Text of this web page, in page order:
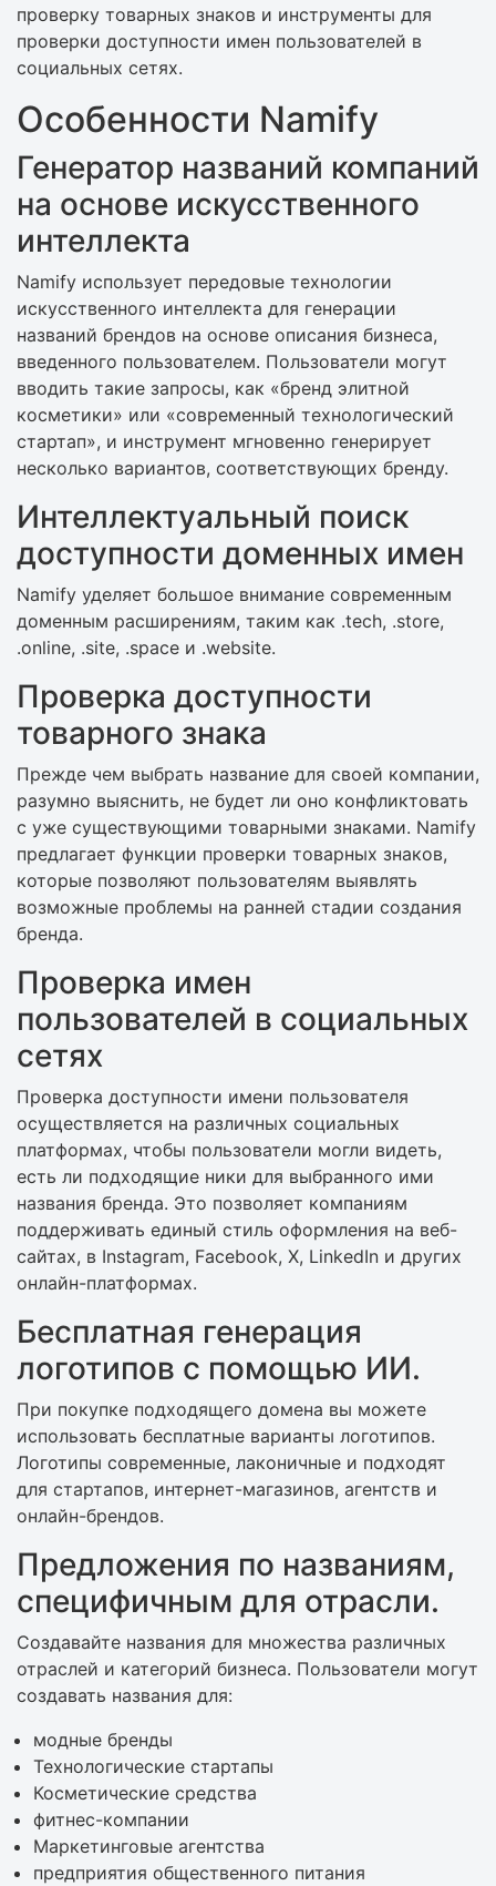
проверку товарных знаков и инструменты для
проверки доступности имен пользователей в
социальных сетях.
Особенности Namify
Генератор названий компаний
на основе искусственного
интеллекта
Namify использует передовые технологии
искусственного интеллекта для генерации
названий брендов на основе описания бизнеса,
введенного пользователем. Пользователи могут
вводить такие запросы, как «бренд элитной
косметики» или «современный технологический
стартап», и инструмент мгновенно генерирует
несколько вариантов, соответствующих бренду.
Интеллектуальный поиск
доступности доменных имен
Namify уделяет большое внимание современным
доменным расширениям, таким как .tech, .store,
.online, .site, .space и .website.
Проверка доступности
товарного знака
Прежде чем выбрать название для своей компании,
разумно выяснить, не будет ли оно конфликтовать
с уже существующими товарными знаками. Namify
предлагает функции проверки товарных знаков,
которые позволяют пользователям выявлять
возможные проблемы на ранней стадии создания
бренда.
Проверка имен
пользователей в социальных
сетях
Проверка доступности имени пользователя
осуществляется на различных социальных
платформах, чтобы пользователи могли видеть,
есть ли подходящие ники для выбранного ими
названия бренда. Это позволяет компаниям
поддерживать единый стиль оформления на веб-
сайтах, в Instagram, Facebook, X, LinkedIn и других
онлайн-платформах.
Бесплатная генерация
логотипов с помощью ИИ.
При покупке подходящего домена вы можете
использовать бесплатные варианты логотипов.
Логотипы современные, лаконичные и подходят
для стартапов, интернет-магазинов, агентств и
онлайн-брендов.
Предложения по названиям,
специфичным для отрасли.
Создавайте названия для множества различных
отраслей и категорий бизнеса. Пользователи могут
создавать названия для:
модные бренды
Технологические стартапы
Косметические средства
фитнес-компании
Маркетинговые агентства
предприятия общественного питания